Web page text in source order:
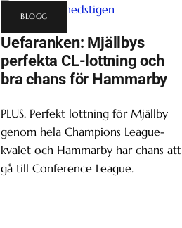
BLOGG
Uefaranken: Mjällbys
perfekta CL-lottning och
bra chans för Hammarby
PLUS. Perfekt lottning för Mjällby
genom hela Champions League-
kvalet och Hammarby har chans att
gå till Conference League.